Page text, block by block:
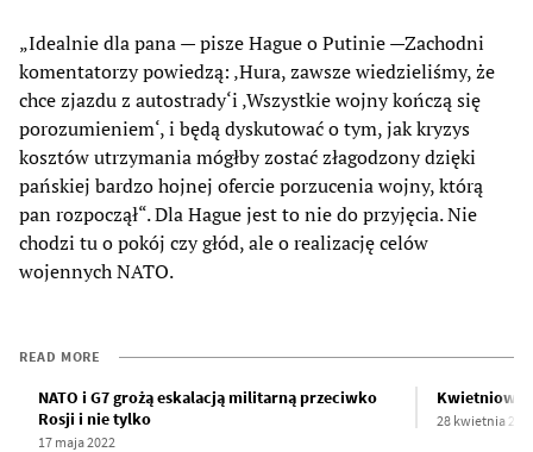
„Idealnie dla pana — pisze Hague o Putinie —Zachodni
komentatorzy powiedzą: ‚Hura, zawsze wiedzieliśmy, że
chce zjazdu z autostrady‘i ‚Wszystkie wojny kończą się
porozumieniem‘, i będą dyskutować o tym, jak kryzys
kosztów utrzymania mógłby zostać złagodzony dzięki
pańskiej bardzo hojnej ofercie porzucenia wojny, którą
pan rozpoczął“. Dla Hague jest to nie do przyjęcia. Nie
chodzi tu o pokój czy głód, ale o realizację celów
wojennych NATO.
READ MORE
NATO i G7 grożą eskalacją militarną przeciwko
Rosji i nie tylko
17 maja 2022
Kwietniowe
28 kwietnia